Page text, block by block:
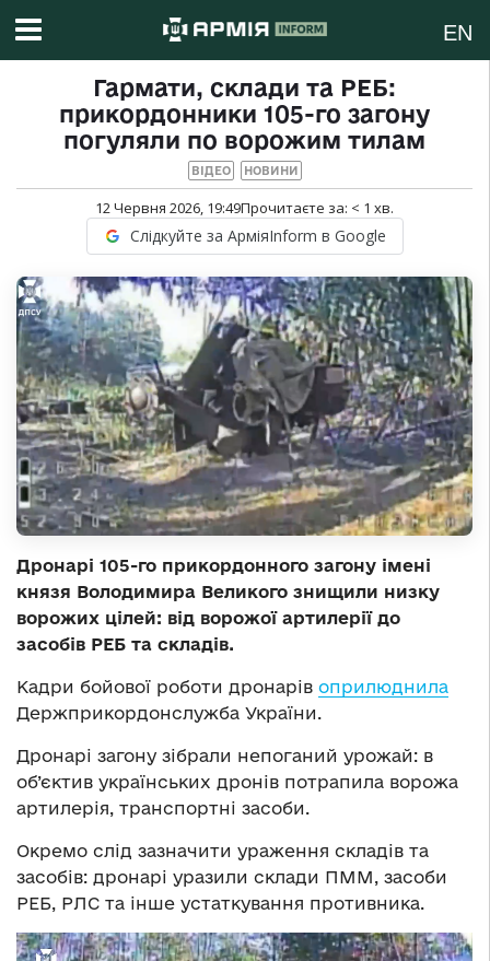
EN
Гармати, склади та РЕБ:
прикордонники 105-го загону
погуляли по ворожим тилам
ВІДЕО НОВИНИ
12 Червня 2026, 19:49Прочитаєте за: < 1 хв.
Слідкуйте за АрміяInform в Google
Дронарі 105-го прикордонного загону імені
князя Володимира Великого знищили низку
ворожих цілей: від ворожої артилерії до
засобів РЕБ та складів.
Кадри бойової роботи дронарів оприлюднила
Держприкордонслужба України.
Дронарі загону зібрали непоганий урожай: в
об’єктив українських дронів потрапила ворожа
артилерія, транспортні засоби.
Окремо слід зазначити ураження складів та
засобів: дронарі уразили склади ПММ, засоби
РЕБ, РЛС та інше устаткування противника.
Відеопрогравач